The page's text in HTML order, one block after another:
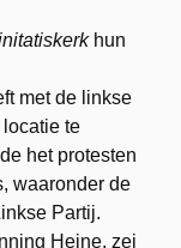
hun
met de linkse
te
het protesten
waaronder de
Partij.
Heine, zei